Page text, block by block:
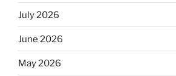
July 2026
June 2026
May 2026